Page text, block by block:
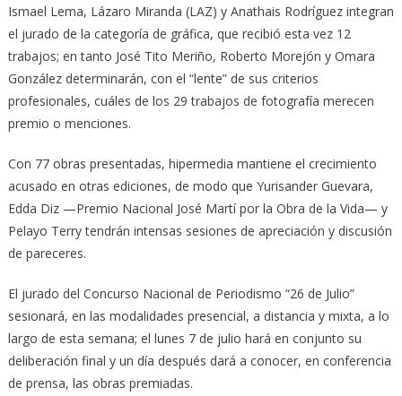
Ismael Lema, Lázaro Miranda (LAZ) y Anathais Rodríguez integran
el jurado de la categoría de gráfica, que recibió esta vez 12
trabajos; en tanto José Tito Meriño, Roberto Morejón y Omara
González determinarán, con el “lente” de sus criterios
profesionales, cuáles de los 29 trabajos de fotografía merecen
premio o menciones.
Con 77 obras presentadas, hipermedia mantiene el crecimiento
acusado en otras ediciones, de modo que Yurisander Guevara,
Edda Diz —Premio Nacional José Martí por la Obra de la Vida— y
Pelayo Terry tendrán intensas sesiones de apreciación y discusión
de pareceres.
El jurado del Concurso Nacional de Periodismo “26 de Julio”
sesionará, en las modalidades presencial, a distancia y mixta, a lo
largo de esta semana; el lunes 7 de julio hará en conjunto su
deliberación final y un día después dará a conocer, en conferencia
de prensa, las obras premiadas.